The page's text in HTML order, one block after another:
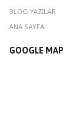
BLOG YAZILAR
ANA SAYFA
GOOGLE MAP